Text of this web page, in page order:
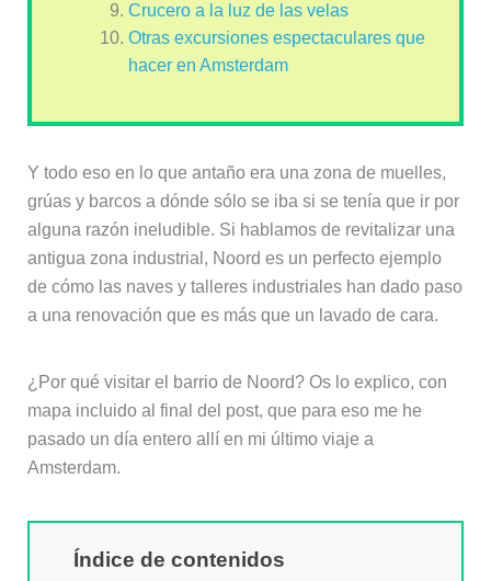
Crucero a la luz de las velas
Otras excursiones espectaculares que
hacer en Amsterdam
Y todo eso en lo que antaño era una zona de muelles,
grúas y barcos a dónde sólo se iba si se tenía que ir por
alguna razón ineludible. Si hablamos de revitalizar una
antigua zona industrial, Noord es un perfecto ejemplo
de cómo las naves y talleres industriales han dado paso
a una renovación que es más que un lavado de cara.
¿Por qué visitar el barrio de Noord? Os lo explico, con
mapa incluido al final del post, que para eso me he
pasado un día entero allí en mi último viaje a
Amsterdam.
Índice de contenidos